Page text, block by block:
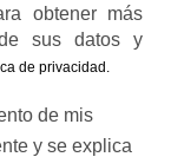
obtener más
sus datos y
de privacidad
de mis
y se explica